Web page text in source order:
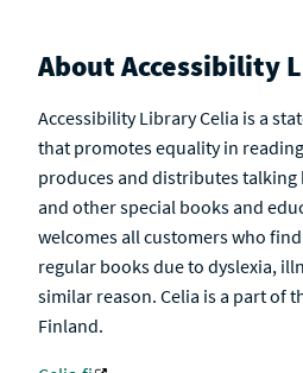
About Accessibility
Accessibility Library Celia is a
that promotes equality in
produces and distributes
and other special books and
welcomes all customers who
regular books due to dyslexia,
similar reason. Celia is a part of
Finland.